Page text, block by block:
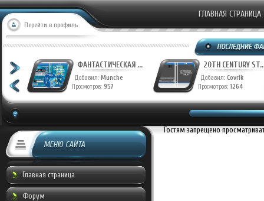
Перейти в профиль
ГЛАВНАЯ СТРАНИЦА
ФАНТАСТИЧЕСКАЯ ...
Добавил: Munche
Просмотров: 957
20TH CENTURY
Добавил: Covrik
Просмотров: 1264
МЕНЮ САЙТА
Главная страница
Форум
Гостям запрещено